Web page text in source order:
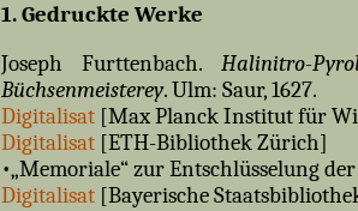
1. Gedruckte Werke
Joseph Furttenbach. Halinitro-
Büchsenmeisterey. Ulm: Saur, 1627.
Digitalisat[Max Planck Institut für
Digitalisat[ETH-Bibliothek Zürich]
•„Memoriale“ zur Entschlüsselung
Digitalisat[Bayerische